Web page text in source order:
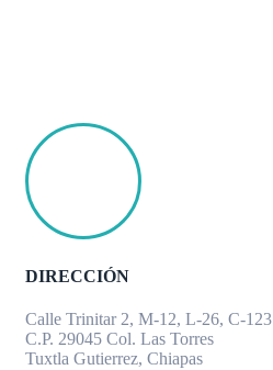
DIRECCIÓN
Calle Trinitar 2, M-12, L-26, C-123
C.P. 29045 Col. Las Torres
Tuxtla Gutierrez, Chiapas